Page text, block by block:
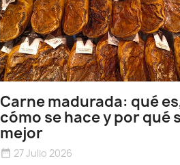
Carne madurada: qué
cómo se hace y por qué
mejor
date_range 27 Julio 2026